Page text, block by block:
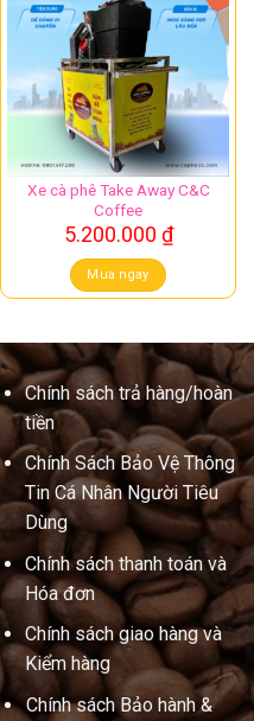
Xe cà phê Take Away C&C
Coffee
5.200.000 ₫
Mua ngay
Chính sách trả hàng/hoàn
tiền
Chính Sách Bảo Vệ Thông
Tin Cá Nhân Người Tiêu
Dùng
Chính sách thanh toán và
Hóa đơn
Chính sách giao hàng và
Kiểm hàng
Chính sách Bảo hành &